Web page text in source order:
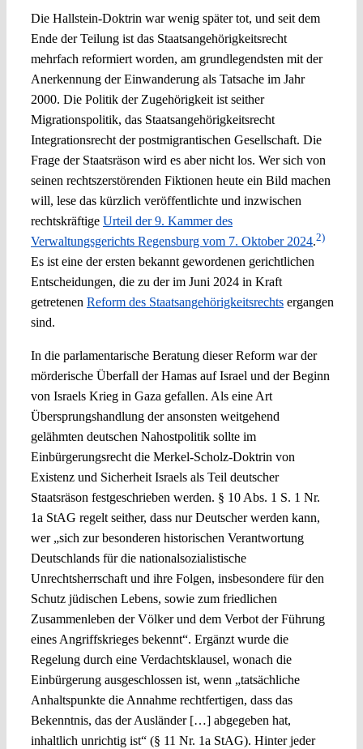
Die Hallstein-Doktrin war wenig später tot, und seit dem
Ende der Teilung ist das Staatsangehörigkeitsrecht
mehrfach reformiert worden, am grundlegendsten mit der
Anerkennung der Einwanderung als Tatsache im Jahr
2000. Die Politik der Zugehörigkeit ist seither
Migrationspolitik, das Staatsangehörigkeitsrecht
Integrationsrecht der postmigrantischen Gesellschaft. Die
Frage der Staatsräson wird es aber nicht los. Wer sich von
seinen rechtszerstörenden Fiktionen heute ein Bild machen
will, lese das kürzlich veröffentlichte und inzwischen
rechtskräftige Urteil der 9. Kammer des
Verwaltungsgerichts Regensburg vom 7. Oktober 2024.2)
Es ist eine der ersten bekannt gewordenen gerichtlichen
Entscheidungen, die zu der im Juni 2024 in Kraft
getretenen Reform des Staatsangehörigkeitsrechtsergangen
sind.
In die parlamentarische Beratung dieser Reform war der
mörderische Überfall der Hamas auf Israel und der Beginn
von Israels Krieg in Gaza gefallen. Als eine Art
Übersprungshandlung der ansonsten weitgehend
gelähmten deutschen Nahostpolitik sollte im
Einbürgerungsrecht die Merkel-Scholz-Doktrin von
Existenz und Sicherheit Israels als Teil deutscher
Staatsräson festgeschrieben werden. § 10 Abs. 1 S. 1 Nr.
1a StAG regelt seither, dass nur Deutscher werden kann,
wer „sich zur besonderen historischen Verantwortung
Deutschlands für die nationalsozialistische
Unrechtsherrschaft und ihre Folgen, insbesondere für den
Schutz jüdischen Lebens, sowie zum friedlichen
Zusammenleben der Völker und dem Verbot der Führung
eines Angriffskrieges bekennt“. Ergänzt wurde die
Regelung durch eine Verdachtsklausel, wonach die
Einbürgerung ausgeschlossen ist, wenn „tatsächliche
Anhaltspunkte die Annahme rechtfertigen, dass das
Bekenntnis, das der Ausländer […] abgegeben hat,
inhaltlich unrichtig ist“ (§ 11 Nr. 1a StAG). Hinter jeder